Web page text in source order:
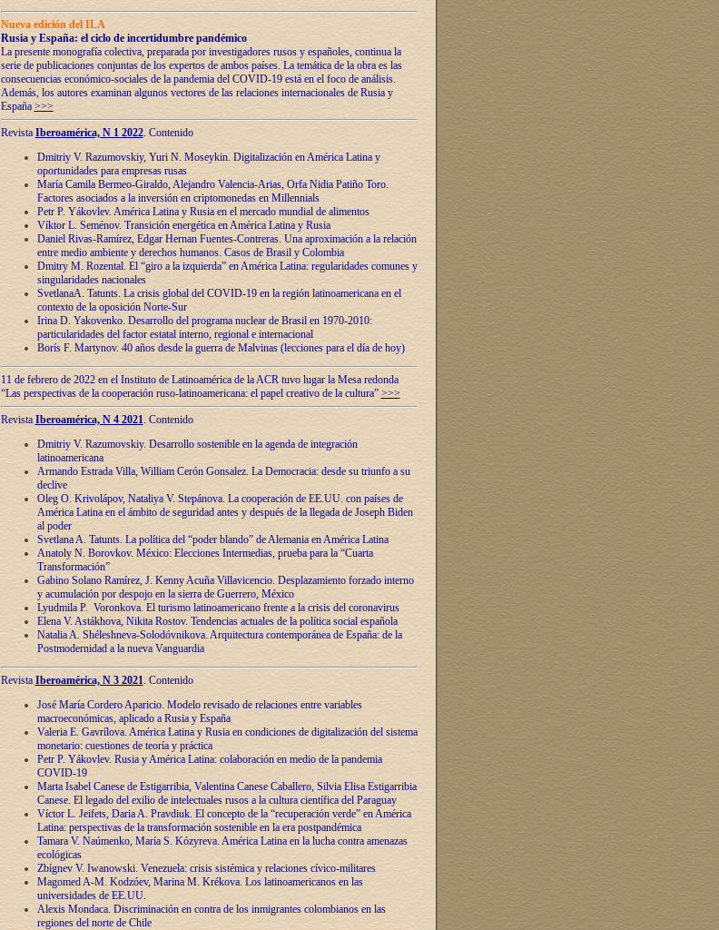
Nueva edición del ILA
Rusia y España: el ciclo de incertidumbre pandémico
La presente monografía colectiva, preparada por investigadores rusos y españoles, continua la
serie de publicaciones conjuntas de los expertos de ambos países. La temática de la obra es las
consecuencias económico-sociales de la pandemia del COVID-19 está en el foco de análisis.
Además, los autores examinan algunos vectores de las relaciones internacionales de Rusia y
España >>>
Revista Iberoamérica, N 1 2022. Contenido
Dmitriy V. Razumovskiy, Yuri N. Moseykin. Digitalización en América Latina y
oportunidades para empresas rusas
María Camila Bermeo-Giraldo, Alejandro Valencia-Arias, Orfa Nidia Patiño Toro.
Factores asociados a la inversión en criptomonedas en Millennials
Petr P. Yákovlev. América Latina y Rusia en el mercado mundial de alimentos
Víktor L. Seménov. Transición energética en América Latina y Rusia
Daniel Rivas-Ramírez, Edgar Hernan Fuentes-Contreras. Una aproximación a la relación
entre medio ambiente y derechos humanos. Casos de Brasil y Colombia
Dmitry M. Rozental. El “giro a la izquierda” en América Latina: regularidades comunes y
singularidades nacionales
SvetlanaA. Tatunts. La crisis global del COVID-19 en la región latinoamericana en el
contexto de la oposición Norte-Sur
Irina D. Yakovenko. Desarrollo del programa nuclear de Brasil en 1970-2010:
particularidades del factor estatal interno, regional e internacional
Borís F. Martynov. 40 años desde la guerra de Malvinas (lecciones para el día de hoy)
11 de febrero de 2022 en el Instituto de Latinoamérica de la ACR tuvo lugar la Mesa redonda
“Las perspectivas de la cooperación ruso-latinoamericana: el papel creativo de la cultura” >>>
Revista Iberoamérica, N 4 2021. Contenido
Dmitriy V. Razumovskiy. Desarrollo sostenible en la agenda de integración
latinoamericana
Armando Estrada Villa, William Cerón Gonsalez. La Democracia: desde su triunfo a su
declive
Oleg O. Krivolápov, Nataliya V. Stepánova. La cooperación de EE.UU. con países de
América Latina en el ámbito de seguridad antes y después de la llegada de Joseph Biden
al poder
Svetlana A. Tatunts. La política del “poder blando” de Alemania en América Latina
Anatoly N. Borovkov. México: Elecciones Intermedias, prueba para la “Cuarta
Transformación”
Gabino Solano Ramírez, J. Kenny Acuña Villavicencio. Desplazamiento forzado interno
y acumulación por despojo en la sierra de Guerrero, México
Lyudmila P. Voronkova. El turismo latinoamericano frente a la crisis del coronavirus
Elena V. Astákhova, Nikita Rostov. Tendencias actuales de la política social española
Natalia A. Shéleshneva-Solodóvnikova. Arquitectura contemporánea de España: de la
Postmodernidad a la nueva Vanguardia
Revista Iberoamérica, N 3 2021. Contenido
José María Cordero Aparicio. Modelo revisado de relaciones entre variables
macroeconómicas, aplicado a Rusia y España
Valeria E. Gavrílova. América Latina y Rusia en condiciones de digitalización del sistema
monetario: cuestiones de teoría y práctica
Petr P. Yákovlev. Rusia y América Latina: colaboración en medio de la pandemia
COVID-19
Marta Isabel Canese de Estigarribia, Valentina Canese Caballero, Silvia Elisa Estigarribia
Canese. El legado del exilio de intelectuales rusos a la cultura científica del Paraguay
Víctor L. Jeifets, Daria A. Pravdiuk. El concepto de la “recuperación verde” en América
Latina: perspectivas de la transformación sostenible en la era postpandémica
Tamara V. Naúmenko, María S. Kózyreva. América Latina en la lucha contra amenazas
ecológicas
Zbígnev V. Iwanowski. Venezuela: crisis sistémica y relaciones cívico-militares
Magomed A-M. Kodzóev, Marina M. Krékova. Los latinoamericanos en las
universidades de EE.UU.
Alexis Mondaca. Discriminación en contra de los inmigrantes colombianos en las
regiones del norte de Chile